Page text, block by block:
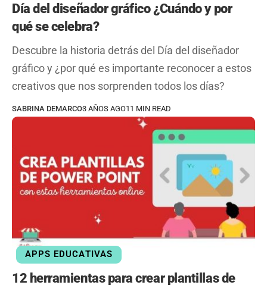
Día del diseñador gráfico ¿Cuándo y por
qué se celebra?
Descubre la historia detrás del Día del diseñador
gráfico y ¿por qué es importante reconocer a estos
creativos que nos sorprenden todos los días?
SABRINA DEMARCO3 AÑOS AGO11 MIN READ
APPS EDUCATIVAS
12 herramientas para crear plantillas de